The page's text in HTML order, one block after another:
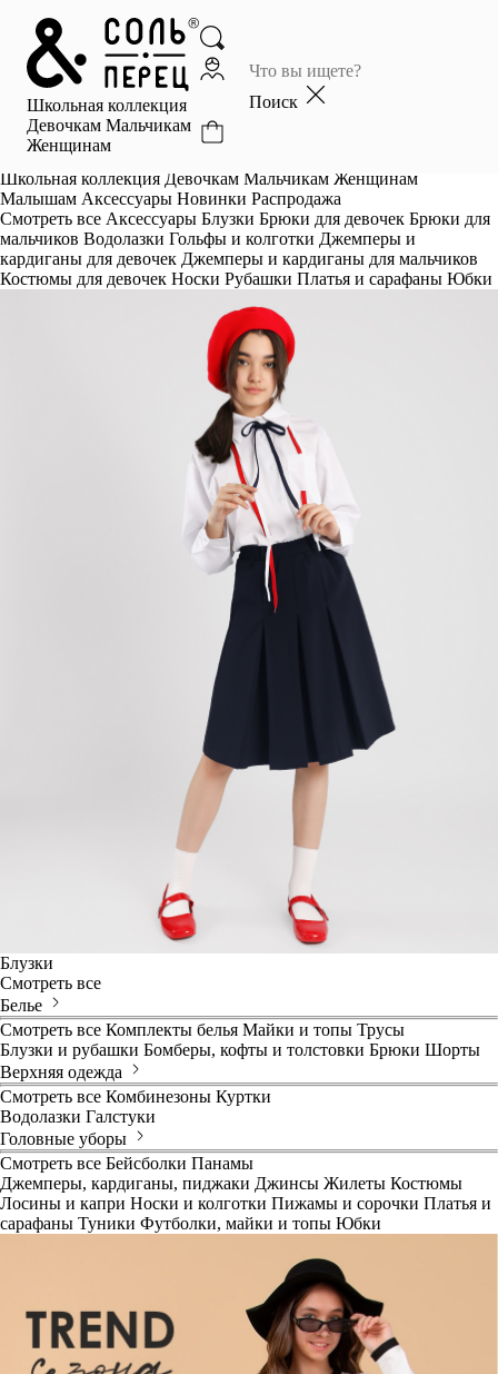
Школьная коллекция
Девочкам Мальчикам
Женщинам
Поиск
Главная
Каталог
Избранное
Школьная коллекция Девочкам Мальчикам Женщинам
Малышам Аксессуары Новинки Распродажа
Смотреть все Аксессуары Блузки Брюки для девочек Брюки для
мальчиков Водолазки Гольфы и колготки Джемперы и
кардиганы для девочек Джемперы и кардиганы для мальчиков
Костюмы для девочек Носки Рубашки Платья и сарафаны Юбки
Блузки
Смотреть все
Белье
Смотреть все Комплекты белья Майки и топы Трусы
Блузки и рубашки Бомберы, кофты и толстовки Брюки Шорты
Верхняя одежда
Смотреть все Комбинезоны Куртки
Водолазки Галстуки
Головные уборы
Смотреть все Бейсболки Панамы
Джемперы, кардиганы, пиджаки Джинсы Жилеты Костюмы
Лосины и капри Носки и колготки Пижамы и сорочки Платья и
сарафаны Туники Футболки, майки и топы Юбки